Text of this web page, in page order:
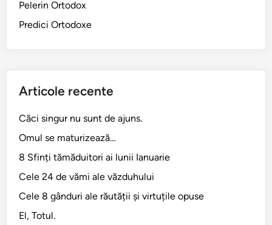
u
c
n
u
l
Pelerin Ortodox
Predici Ortodoxe
Articole recente
Căci singur nu sunt de ajuns.
Omul se maturizează…
8 Sfinți tămăduitori ai lunii Ianuarie
Cele 24 de vămi ale văzduhului
Cele 8 gânduri ale răutății și virtuțile opuse
El, Totul.